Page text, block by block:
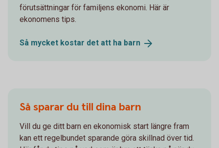
förutsättningar för familjens ekonomi. Här är
ekonomens tips.
Så mycket kostar det att ha barn
Så sparar du till dina barn
Vill du ge ditt barn en ekonomisk start längre fram
kan ett regelbundet sparande göra skillnad över tid.